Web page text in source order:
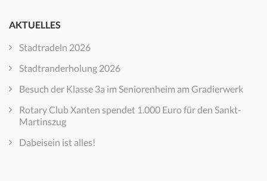
AKTUELLES
Stadtradeln 2026
Stadtranderholung 2026
Besuch der Klasse 3a im Seniorenheim am Gradierwerk
Rotary Club Xanten spendet 1.000 Euro für den Sankt-
Martinszug
Dabeisein ist alles!